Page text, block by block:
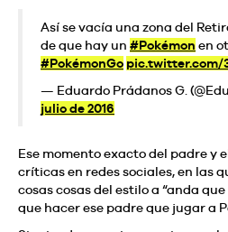
Así se vacía una zona del
de que hay un #Pokémon en
#PokémonGo pic.twitter.com/
— Eduardo Prádanos G.
julio de 2016
Ese momento exacto del padre y
críticas en redes sociales, en las
cosas cosas del estilo a “anda
que hacer ese padre que jugar a